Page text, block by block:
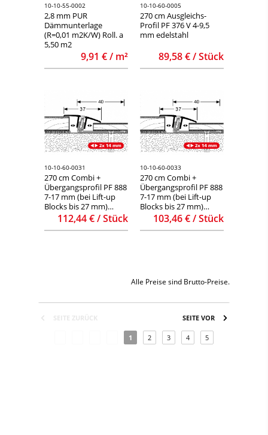
10-10-55-0002
2,8 mm PUR
Dämmunterlage
(R=0,01 m2K/W) Roll. a
5,50 m2
9,91 € / m²
10-10-60-0005
270 cm Ausgleichs-
Profil PF 376 V 4-9,5
mm edelstahl
89,58 € / Stück
10-10-60-0031
270 cm Combi +
Übergangsprofil PF 888
7-17 mm (bei Lift-up
Blocks bis 27 mm)
edelstahl
112,44 € / Stück
10-10-60-0033
270 cm Combi +
Übergangsprofil PF 888
7-17 mm (bei Lift-up
Blocks bis 27 mm)
silber ** solange Vorrat
103,46 € / Stück
Alle Preise sind Brutto-Preise.
SEITE VOR
1 2 3 4 5